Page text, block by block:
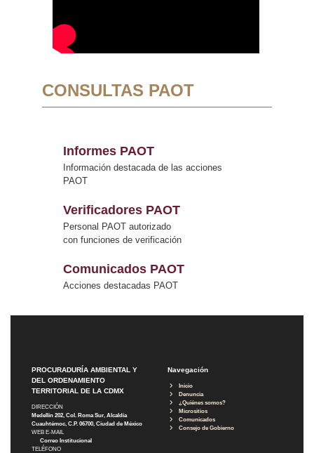
CONSULTAS PAOT
Informes PAOT
Información destacada de las acciones
PAOT
Verificadores PAOT
Personal PAOT autorizado
con funciones de verificación
Comunicados PAOT
Acciones destacadas PAOT
PROCURADURÍA AMBIENTAL Y
DEL ORDENAMIENTO
TERRITORIAL DE LA CDMX
DIRECCIÓN
Medellín 202, Col. Roma Sur, Alcaldía
Cuauhtémoc, C.P. 06700, Ciudad de México
WEB E-MAIL
Correo Institucional
TELÉFONO
Navegación
Inicio
Denuncia
¿Quiénes somos?
Micrositios
Comunicados
Consejo de Gobierno